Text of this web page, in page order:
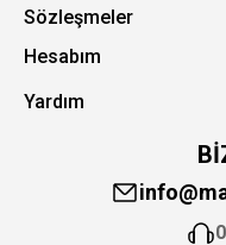
Sözleşmeler
Hesabım
Yardım